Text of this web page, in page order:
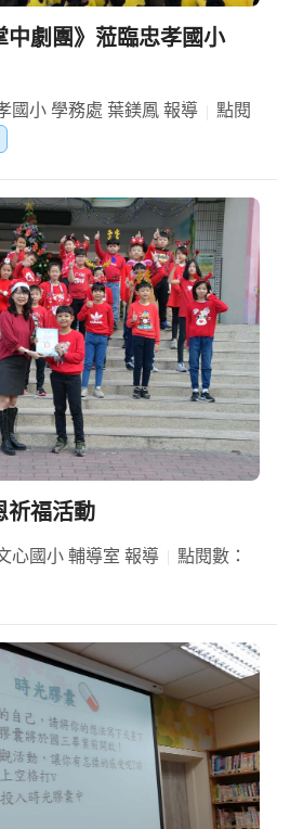
中劇團》蒞臨忠孝國小
國小 學務處 葉鎂鳳 報導
點閱
祈福活動
心國小 輔導室 報導
點閱數：